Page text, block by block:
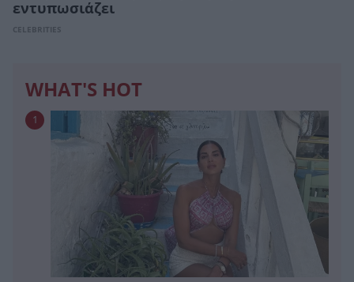
εντυπωσιάζει
CELEBRITIES
WHAT'S HOT
1